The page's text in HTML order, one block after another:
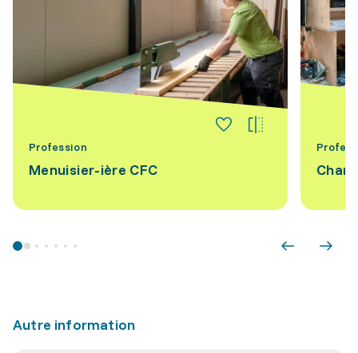
Profession
Menuisier-ière CFC
Autre information